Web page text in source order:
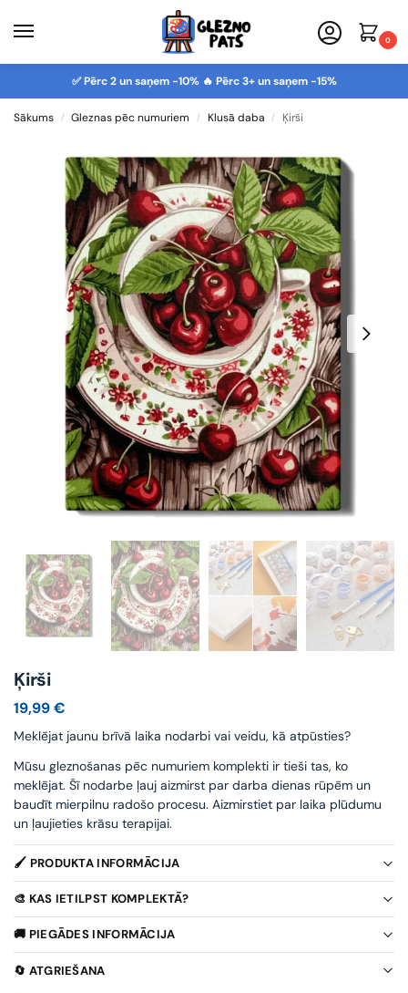
0
✅ Pērc 2 un saņem -10% 🔥 Pērc 3+ un saņem -15%
Sākums / Gleznas pēc numuriem / Klusā daba / Ķirši
Ķirši
19,99€
Meklējat jaunu brīvā laika nodarbi vai veidu, kā atpūsties?
Mūsu gleznošanas pēc numuriem komplekti ir tieši tas, ko
meklējat. Šī nodarbe ļauj aizmirst par darba dienas rūpēm un
baudīt mierpilnu radošo procesu. Aizmirstiet par laika plūdumu
un ļaujieties krāsu terapijai.
🖌️ PRODUKTA INFORMĀCIJA
🎨 KAS IETILPST KOMPLEKTĀ?
🚚 PIEGĀDES INFORMĀCIJA
🔄 ATGRIEŠANA